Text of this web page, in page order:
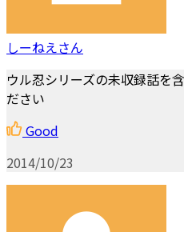
しーねえさん
ウル忍シリーズの未収録話を
ださい
Good
2014/10/23